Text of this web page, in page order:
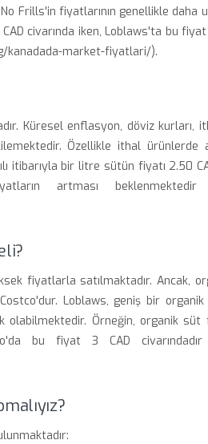
Frills'in fiyatlarının genellikle daha
civarında iken, Loblaws'ta bu
kanadada-market-fiyatlari/).
Küresel enflasyon, döviz kurları,
Özellikle ithal ürünlerde
itibarıyla bir litre sütün fiyatı 2.50
artması beklenmektedir
fiyatlarla satılmaktadır. Ancak,
Loblaws, geniş bir organik
Örneğin, organik süt
bu fiyat 3 CAD